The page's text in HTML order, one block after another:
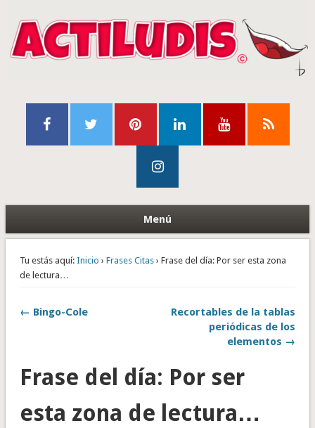
Menú
Tu estás aquí: Inicio › Frases Citas› Frase del día: Por ser esta zona
de lectura…
← Bingo-Cole
Recortables de la tablas
periódicas de los
elementos →
Frase del día: Por ser
esta zona de lectura…